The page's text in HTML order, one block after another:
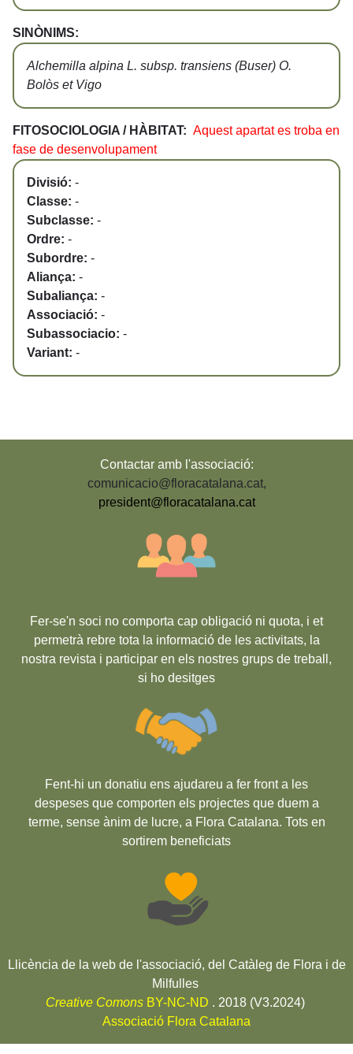
SINÒNIMS:
Alchemilla alpina L. subsp. transiens (Buser) O.
Bolòs et Vigo
FITOSOCIOLOGIA / HÀBITAT: Aquest apartat es troba en
fase de desenvolupament
Divisió: -
Classe: -
Subclasse: -
Ordre: -
Subordre: -
Aliança: -
Subaliança: -
Associació: -
Subassociacio: -
Variant: -
Contactar amb l'associació:
comunicacio@floracatalana.cat,
president@floracatalana.cat
Fer-se'n soci no comporta cap obligació ni quota, i et
permetrà rebre tota la informació de les activitats, la
nostra revista i participar en els nostres grups de treball,
si ho desitges
Fent-hi un donatiu ens ajudareu a fer front a les
despeses que comporten els projectes que duem a
terme, sense ànim de lucre, a Flora Catalana. Tots en
sortirem beneficiats
Llicència de la web de l'associació, del Catàleg de Flora i de
Milfulles
Creative ComonsBY-NC-ND . 2018 (V3.2024)
Associació Flora Catalana